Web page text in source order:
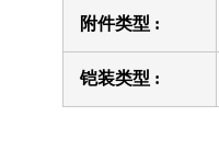
附件类型 :
铠装类型 :